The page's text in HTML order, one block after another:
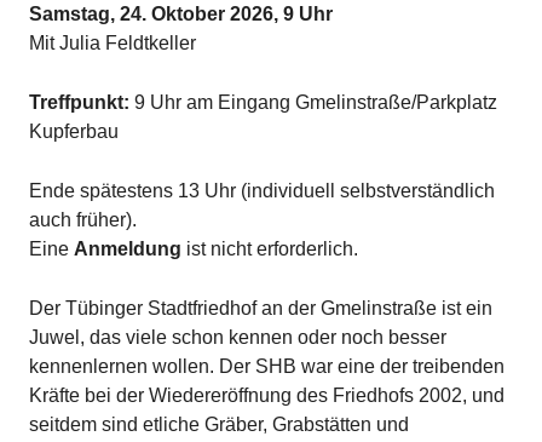
Samstag, 24. Oktober 2026, 9 Uhr
Mit Julia Feldtkeller
Treffpunkt: 9 Uhr am Eingang Gmelinstraße/Parkplatz
Kupferbau
Ende spätestens 13 Uhr (individuell selbstverständlich
auch früher).
Eine Anmeldung ist nicht erforderlich.
Der Tübinger Stadtfriedhof an der Gmelinstraße ist ein
Juwel, das viele schon kennen oder noch besser
kennenlernen wollen. Der SHB war eine der treibenden
Kräfte bei der Wiedereröffnung des Friedhofs 2002, und
seitdem sind etliche Gräber, Grabstätten und